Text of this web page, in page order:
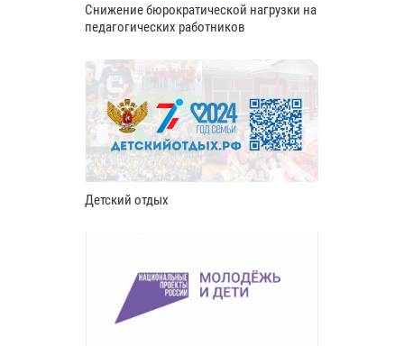
Снижение бюрократической нагрузки на
педагогических работников
Детский отдых